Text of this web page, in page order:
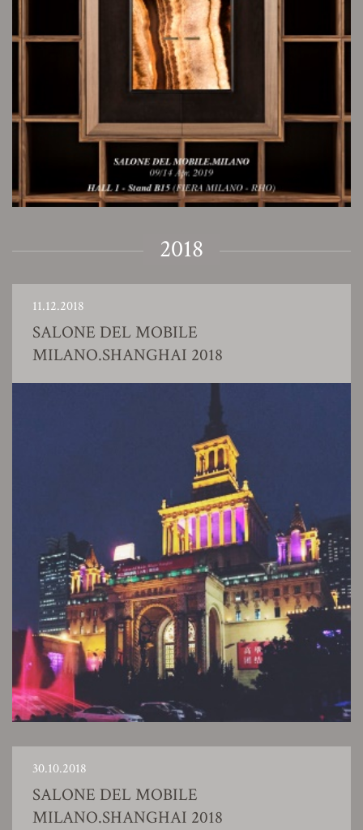
2018
11.12.2018
SALONE DEL MOBILE
MILANO.SHANGHAI 2018
30.10.2018
SALONE DEL MOBILE
MILANO.SHANGHAI 2018